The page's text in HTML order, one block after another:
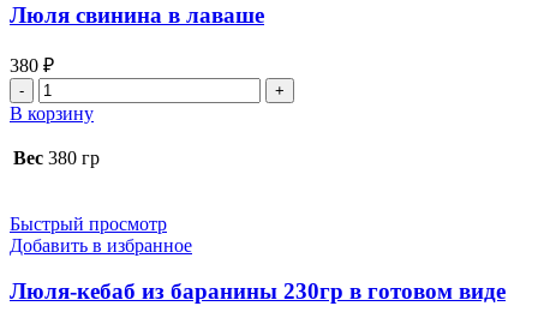
Люля свинина в лаваше
380 ₽
Количество
товара
Люля
свинина
В корзину
Вес 380 гр
Быстрый просмотр
Добавить в избранное
Люля-кебаб из баранины 230гр в готовом виде